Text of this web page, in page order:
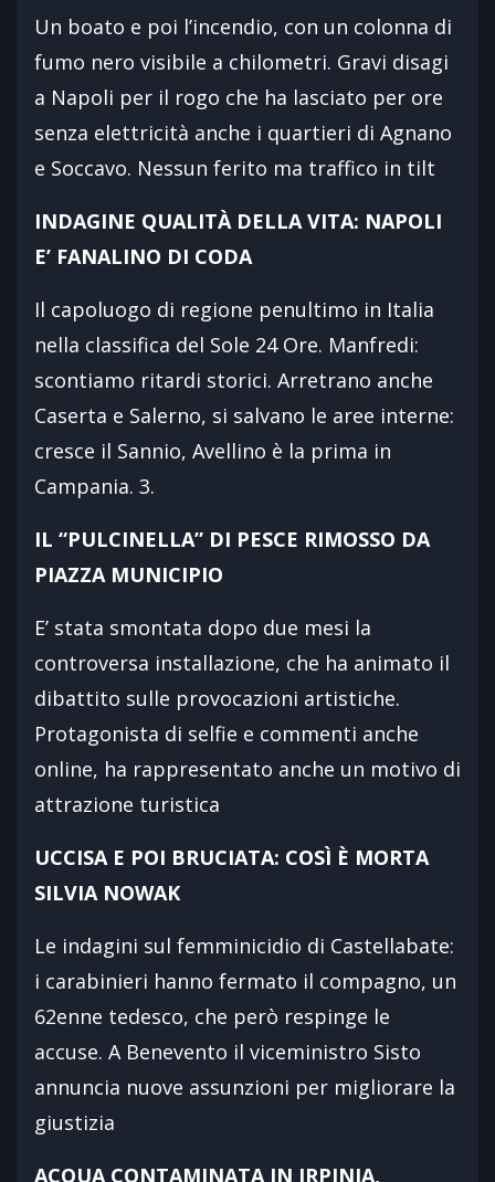
Un boato e poi l’incendio, con un colonna di
fumo nero visibile a chilometri. Gravi disagi
a Napoli per il rogo che ha lasciato per ore
senza elettricità anche i quartieri di Agnano
e Soccavo. Nessun ferito ma traffico in tilt
INDAGINE QUALITÀ DELLA VITA: NAPOLI
E’ FANALINO DI CODA
Il capoluogo di regione penultimo in Italia
nella classifica del Sole 24 Ore. Manfredi:
scontiamo ritardi storici. Arretrano anche
Caserta e Salerno, si salvano le aree interne:
cresce il Sannio, Avellino è la prima in
Campania. 3.
IL “PULCINELLA” DI PESCE RIMOSSO DA
PIAZZA MUNICIPIO
E’ stata smontata dopo due mesi la
controversa installazione, che ha animato il
dibattito sulle provocazioni artistiche.
Protagonista di selfie e commenti anche
online, ha rappresentato anche un motivo di
attrazione turistica
UCCISA E POI BRUCIATA: COSÌ È MORTA
SILVIA NOWAK
Le indagini sul femminicidio di Castellabate:
i carabinieri hanno fermato il compagno, un
62enne tedesco, che però respinge le
accuse. A Benevento il viceministro Sisto
annuncia nuove assunzioni per migliorare la
giustizia
ACQUA CONTAMINATA IN IRPINIA,